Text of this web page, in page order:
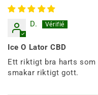
D.
Ice O Lator CBD
Ett riktigt bra harts
smakar riktigt gott.